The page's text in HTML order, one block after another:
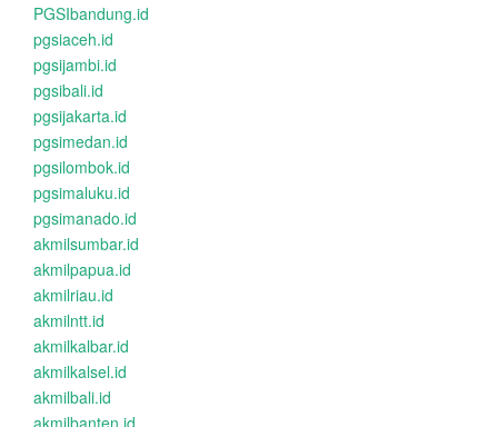
PGSIbandung.id
pgsiaceh.id
pgsijambi.id
pgsibali.id
pgsijakarta.id
pgsimedan.id
pgsilombok.id
pgsimaluku.id
pgsimanado.id
akmilsumbar.id
akmilpapua.id
akmilriau.id
akmilntt.id
akmilkalbar.id
akmilkalsel.id
akmilbali.id
akmilbanten.id